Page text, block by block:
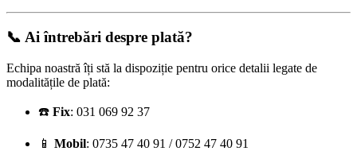
📞 Ai întrebări despre plată?
Echipa noastră îți stă la dispoziție pentru orice detalii legate de
modalitățile de plată:
☎️ Fix: 031 069 92 37
📱 Mobil: 0735 47 40 91 / 0752 47 40 91